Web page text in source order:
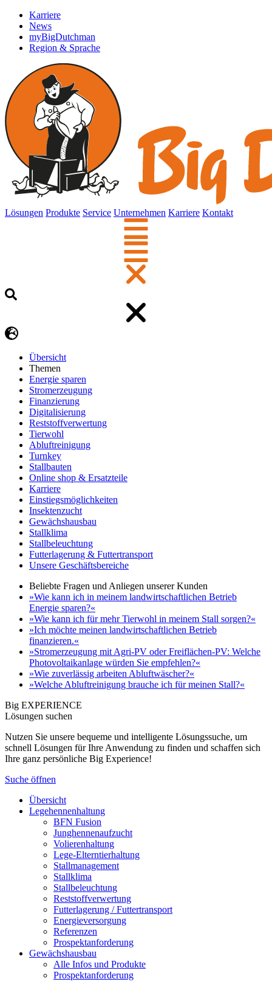
Karriere
News
myBigDutchman
Region & Sprache
Lösungen Produkte Service Unternehmen Karriere Kontakt
Übersicht
Themen
Energie sparen
Stromerzeugung
Finanzierung
Digitalisierung
Reststoffverwertung
Tierwohl
Abluftreinigung
Turnkey
Stallbauten
Online shop & Ersatzteile
Karriere
Einstiegsmöglichkeiten
Insektenzucht
Gewächshausbau
Stallklima
Stallbeleuchtung
Futterlagerung & Futtertransport
Unsere Geschäftsbereiche
Beliebte Fragen und Anliegen unserer Kunden
»Wie kann ich in meinem landwirtschaftlichen Betrieb
Energie sparen?«
»Wie kann ich für mehr Tierwohl in meinem Stall sorgen?«
»Ich möchte meinen landwirtschaftlichen Betrieb
finanzieren.«
»Stromerzeugung mit Agri-PV oder Freiflächen-PV: Welche
Photovoltaikanlage würden Sie empfehlen?«
»Wie zuverlässig arbeiten Abluftwäscher?«
»Welche Abluftreinigung brauche ich für meinen Stall?«
Big EXPERIENCE
Lösungen suchen
Nutzen Sie unsere bequeme und intelligente Lösungssuche, um
schnell Lösungen für Ihre Anwendung zu finden und schaffen sich
Ihre ganz persönliche Big Experience!
Suche öffnen
Übersicht
Legehennenhaltung
BFN Fusion
Junghennenaufzucht
Volierenhaltung
Lege-Elterntierhaltung
Stallmanagement
Stallklima
Stallbeleuchtung
Reststoffverwertung
Futterlagerung / Futtertransport
Energieversorgung
Referenzen
Prospektanforderung
Gewächshausbau
Alle Infos und Produkte
Prospektanforderung